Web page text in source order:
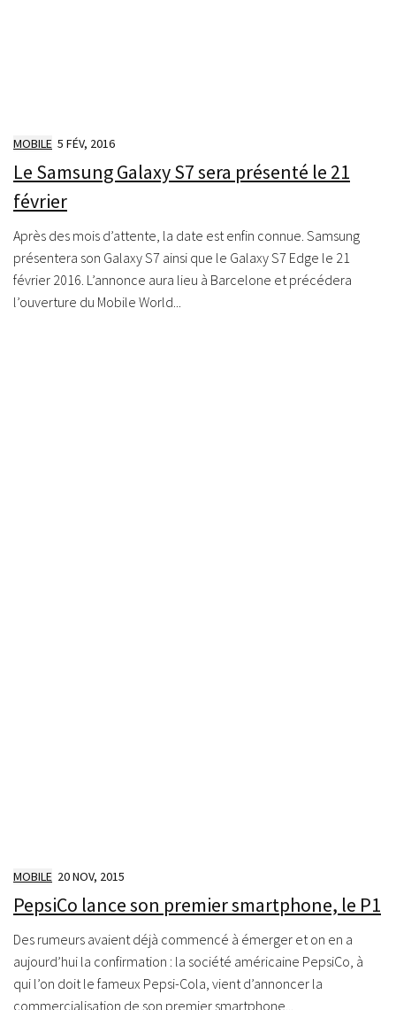
MOBILE 5 FÉV, 2016
Le Samsung Galaxy S7 sera présenté le 21
février
Après des mois d’attente, la date est enfin connue. Samsung
présentera son Galaxy S7 ainsi que le Galaxy S7 Edge le 21
février 2016. L’annonce aura lieu à Barcelone et précédera
l’ouverture du Mobile World...
MOBILE 20 NOV, 2015
PepsiCo lance son premier smartphone, le P1
Des rumeurs avaient déjà commencé à émerger et on en a
aujourd’hui la confirmation : la société américaine PepsiCo, à
qui l’on doit le fameux Pepsi-Cola, vient d’annoncer la
commercialisation de son premier smartphone...